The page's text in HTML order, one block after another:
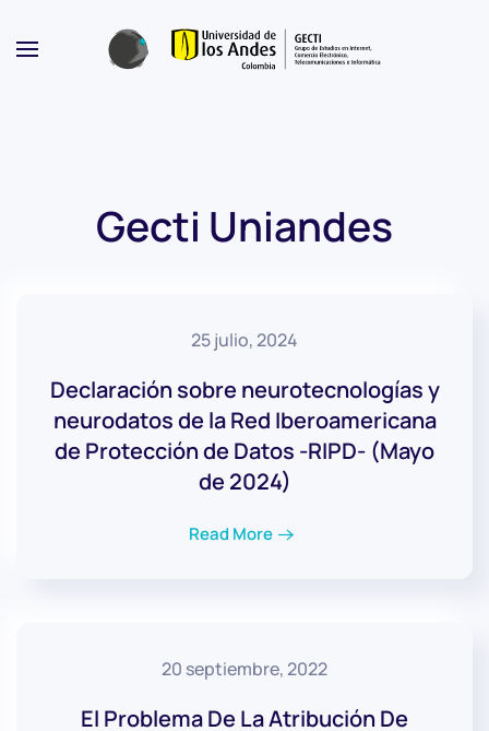
Skip to main content
Gecti Uniandes
25 julio, 2024
Declaración sobre neurotecnologías y
neurodatos de la Red Iberoamericana
de Protección de Datos -RIPD- (Mayo
de 2024)
Read More
20 septiembre, 2022
El Problema De La Atribución De